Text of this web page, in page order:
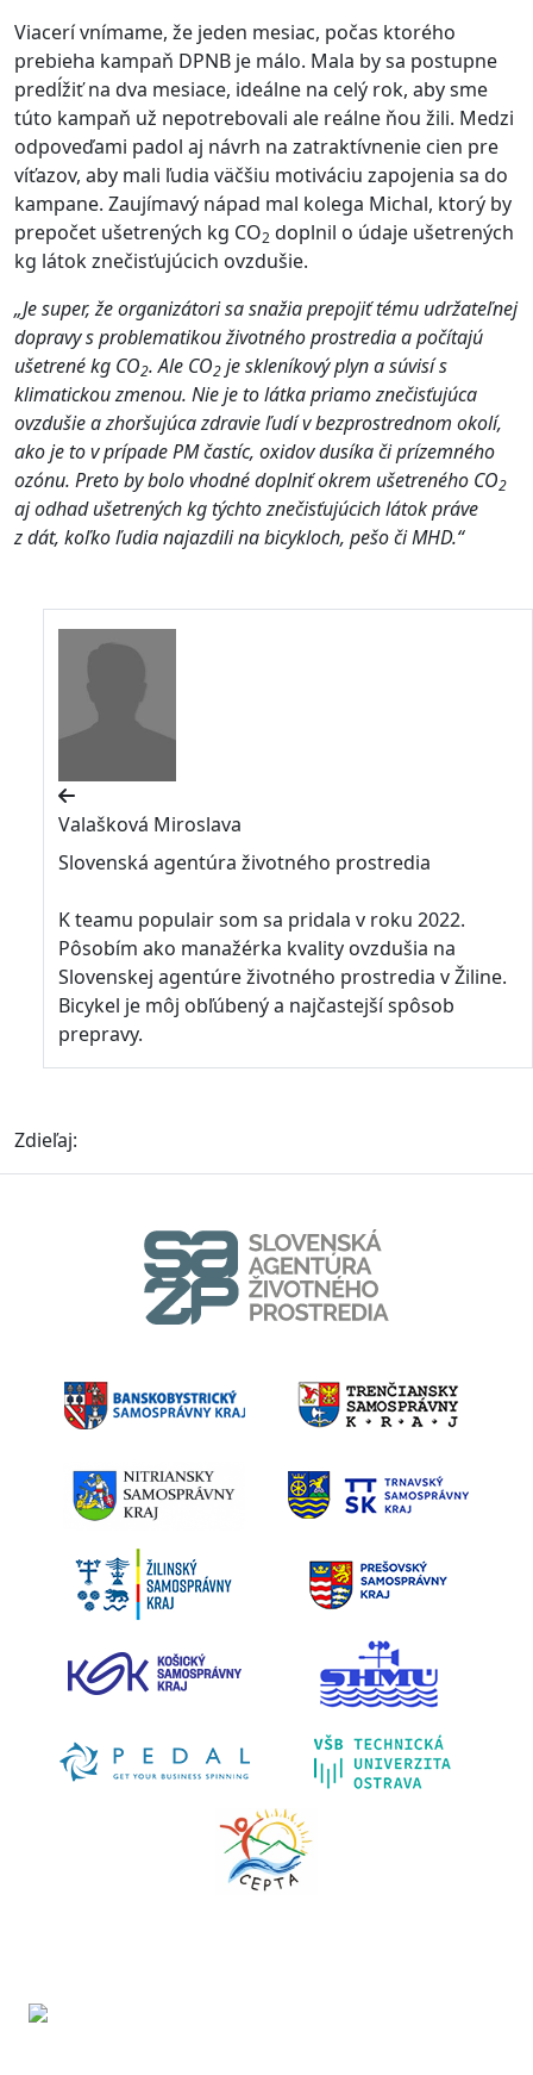
Viacerí vnímame, že jeden mesiac, počas ktorého
prebieha kampaň DPNB je málo. Mala by sa postupne
predĺžiť na dva mesiace, ideálne na celý rok, aby sme
túto kampaň už nepotrebovali ale reálne ňou žili. Medzi
odpoveďami padol aj návrh na zatraktívnenie cien pre
víťazov, aby mali ľudia väčšiu motiváciu zapojenia sa do
kampane. Zaujímavý nápad mal kolega Michal, ktorý by
prepočet ušetrených kg CO2 doplnil o údaje ušetrených
kg látok znečisťujúcich ovzdušie.
„Je super, že organizátori sa snažia prepojiť tému udržateľnej
dopravy s problematikou životného prostredia a počítajú
ušetrené kg CO2. Ale CO2 je skleníkový plyn a súvisí s
klimatickou zmenou. Nie je to látka priamo znečisťujúca
ovzdušie a zhoršujúca zdravie ľudí v bezprostrednom okolí,
ako je to v prípade PM častíc, oxidov dusíka či prízemného
ozónu. Preto by bolo vhodné doplniť okrem ušetreného CO2
aj odhad ušetrených kg týchto znečisťujúcich látok práve
z dát, koľko ľudia najazdili na bicykloch, pešo či MHD.“
Valašková Miroslava
Slovenská agentúra životného prostredia
K teamu populair som sa pridala v roku 2022.
Pôsobím ako manažérka kvality ovzdušia na
Slovenskej agentúre životného prostredia v Žiline.
Bicykel je môj obľúbený a najčastejší spôsob
prepravy.
Zdieľaj: